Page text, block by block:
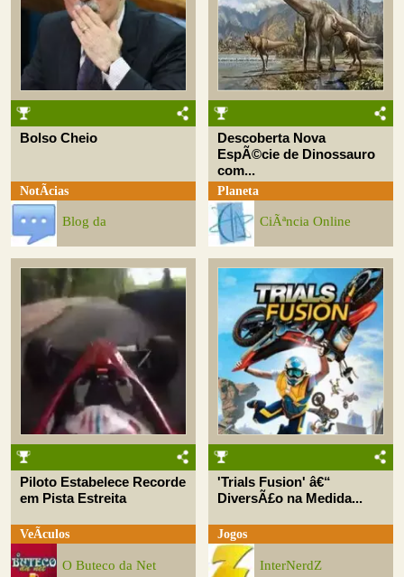
Bolso Cheio
NotÃ­cias
Blog da
Descoberta Nova
EspÃ©cie de Dinossauro
com...
Planeta
CiÃªncia Online
Piloto Estabelece Recorde
em Pista Estreita
VeÃ­culos
O Buteco da Net
'Trials Fusion' â€“
DiversÃ£o na Medida...
Jogos
InterNerdZ